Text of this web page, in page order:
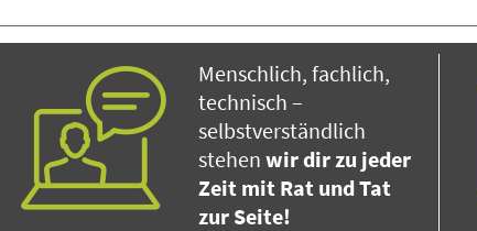
Menschlich, fachlich,
technisch –
selbstverständlich
stehen wir dir zu jeder
Zeit mit Rat und Tat
zur Seite!